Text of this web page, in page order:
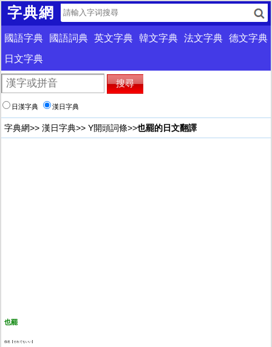
字典網
國語字典 國語詞典 英文字典 韓文字典 法文字典 德文字典
日文字典
日漢字典 漢日字典
字典網>> 漢日字典>> Y開頭詞條>>也罷的日文翻譯
也罷
假名【それでもいい】